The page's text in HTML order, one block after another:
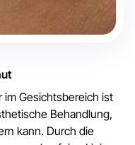
im Gesichtsbereich ist
Behandlung,
kann. Durch die